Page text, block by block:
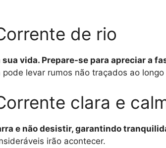
de rio
vida. Prepare-se para apreciar a
levar rumos não traçados ao
clara e
e não desistir, garantindo
​​irão acontecer.